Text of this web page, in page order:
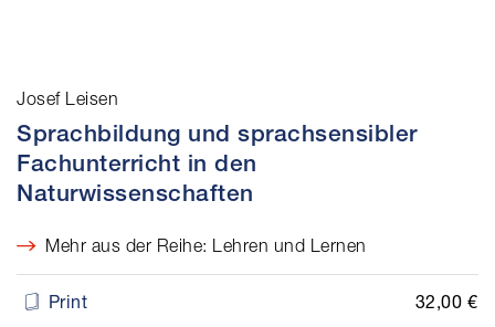
Josef Leisen
Sprachbildung und sprachsensibler
Fachunterricht in den
Naturwissenschaften
Mehr aus der Reihe: Lehren und Lernen
Print 32,00 €